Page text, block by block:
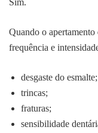
Quando o apertamento
frequência e
desgaste do esmalte;
trincas;
fraturas;
sensibilidade